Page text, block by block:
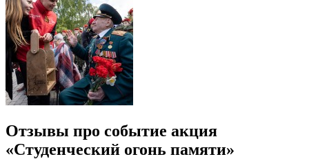
Отзывы про событие акция
«Студенческий огонь памяти»